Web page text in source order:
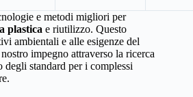
e metodi migliori per
plastica e riutilizzo. Questo
ambientali e alle esigenze del
impegno attraverso la ricerca
standard per i complessi